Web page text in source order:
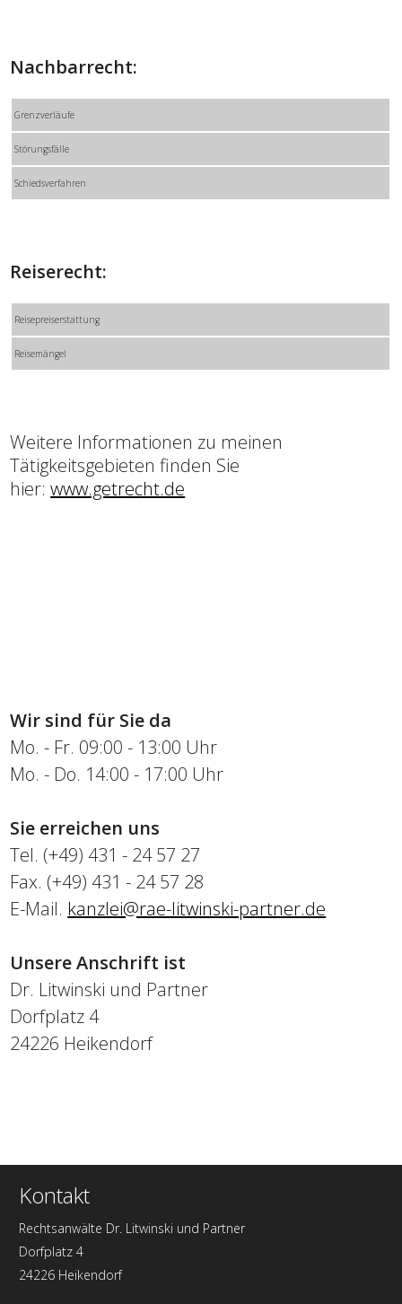
Nachbarrecht:
Grenzverläufe
Störungsfälle
Schiedsverfahren
Reiserecht:
Reisepreiserstattung
Reisemängel
Weitere Informationen zu meinen
Tätigkeitsgebieten finden Sie
hier:www.getrecht.de
Wir sind für Sie da
Mo. - Fr. 09:00 - 13:00 Uhr
Mo. - Do. 14:00 - 17:00 Uhr
Sie erreichen uns
Tel. (+49) 431 - 24 57 27
Fax. (+49) 431 - 24 57 28
E-Mail. kanzlei@rae-litwinski-partner.de
Unsere Anschrift ist
Dr. Litwinski und Partner
Dorfplatz 4
24226 Heikendorf
Kontakt
Rechtsanwälte Dr. Litwinski und Partner
Dorfplatz 4
24226 Heikendorf